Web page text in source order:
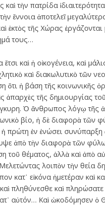
τὴν πατρίδα
ἔννοια ἀποτελεῖ
ἐκτὸς τῆς Χώρας
τους…
ἔτσι καὶ ἡ οἰκογένεια, καὶ
καὶ διακωλυτικὸ τῶν
ὅτι ἡ βάση τῆς κοινωνικῆς
ἀπαρχὲς τῆς δημιουργίας
Ὁ ἄνθρωπος λόγῳ τῆς
βίο, ἡ δὲ διαφορὰ τῶν
ἡ πρώτη ἐν ἑνώσει
ἀπὸ τὴν διαφορὰ τῶν
τοῦ θέματος, ἀλλὰ καὶ ἀπὸ
λοιπὸν τὴν θεία
κατ᾽ εἰκόνα ἡμετέραν καὶ
πληθύνεσθε καὶ
αὐτόν… Καὶ ὠκοδόμησεν ὁ